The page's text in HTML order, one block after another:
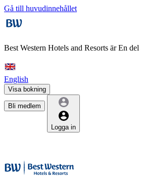
Gå till huvudinnehållet
Best Western Hotels and Resorts ärEn del
English
Visa bokning
Bli medlem
Logga in